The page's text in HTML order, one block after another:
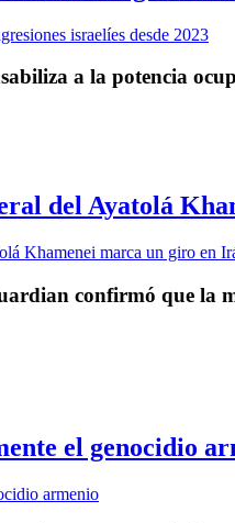
a la potencia
del Ayatolá
confirmó que la
el genocidio